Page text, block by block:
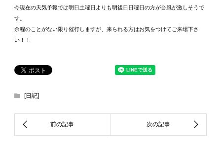
今現在の天気予報では明日土曜日よりも明後日日曜日の方が台風が激しそうで
す。
余程のことがない限り催行しますが、来られる方はお気をつけてご来場下さ
い！！
[日記]